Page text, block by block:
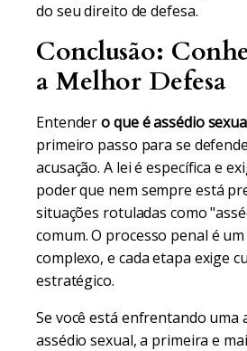
do seu direito de defesa.
Conclusão:
a Melhor Defesa
Entendero que é assédio
primeiro passo para se
acusação. A lei é específica e
poder que nem sempre está
situações rotuladas como
comum. O processo penal é
complexo, e cada etapa exige
estratégico.
Se você está enfrentando uma
assédio sexual, a primeira e